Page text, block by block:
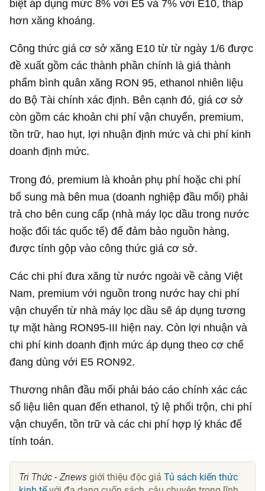
biệt áp dụng mức 8% với E5 và 7% với E10, thấp
hơn xăng khoáng.
Công thức giá cơ sở xăng E10 từ từ ngày 1/6 được
đề xuất gồm các thành phần chính là giá thành
phẩm bình quân xăng RON 95, ethanol nhiên liệu
do Bộ Tài chính xác định. Bên cạnh đó, giá cơ sở
còn gồm các khoản chi phí vận chuyển, premium,
tồn trữ, hao hụt, lợi nhuận định mức và chi phí kinh
doanh định mức.
Trong đó, premium là khoản phụ phí hoặc chi phí
bổ sung mà bên mua (doanh nghiệp đầu mối) phải
trả cho bên cung cấp (nhà máy lọc dầu trong nước
hoặc đối tác quốc tế) để đảm bảo nguồn hàng,
được tính gộp vào công thức giá cơ sở.
Các chi phí đưa xăng từ nước ngoài về cảng Việt
Nam, premium với nguồn trong nước hay chi phí
vận chuyển từ nhà máy lọc dầu sẽ áp dụng tương
tự mặt hàng RON95-III hiện nay. Còn lợi nhuận và
chi phí kinh doanh định mức áp dụng theo cơ chế
đang dùng với E5 RON92.
Thương nhân đầu mối phải báo cáo chính xác các
số liệu liên quan đến ethanol, tỷ lệ phối trộn, chi phí
vận chuyển, tồn trữ và các chi phí hợp lý khác để
tính toán.
Tri Thức - Znews giới thiệu độc giảTủ sách kiến thức